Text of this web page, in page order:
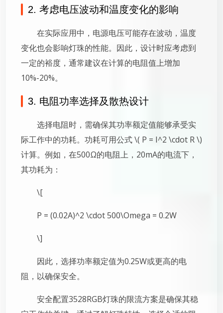
2. 考虑电压波动和温度变化的影响
在实际应用中，电源电压可能存在波动，温度
变化也会影响灯珠的性能。因此，设计时应考虑到
一定的裕度，通常建议在计算的电阻值上增加
10%-20%。
3. 电阻功率选择及散热设计
选择电阻时，需确保其功率额定值能够承受实
际工作中的功耗。功耗可用公式 \( P = I^2 \cdot R \)
计算。例如，在500Ω的电阻上，20mA的电流下，
其功耗为：
\[
P = (0.02A)^2 \cdot 500\Omega = 0.2W
\]
因此，选择功率额定值为0.25W或更高的电
阻，以确保安全。
安全配置3528RGB灯珠的限流方案是确保其稳